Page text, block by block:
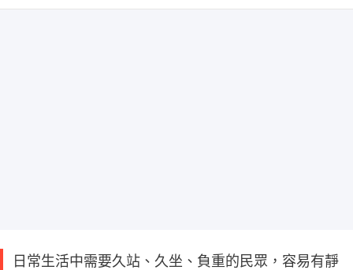
日常生活中需要久站、久坐、負重的民眾，容易有靜